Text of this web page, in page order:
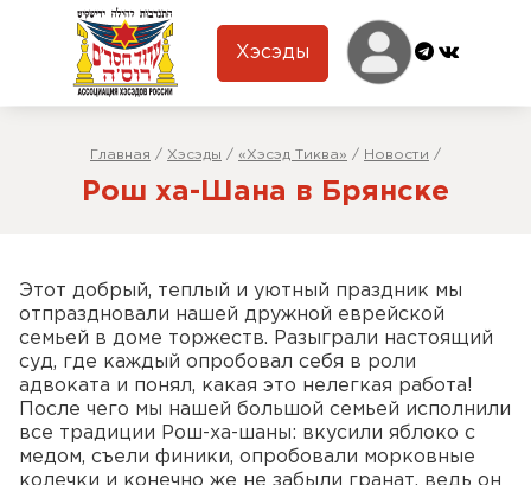
Хэсэды
Главная / Хэсэды / «Хэсэд Тиква» / Новости /
Рош ха-Шана в Брянске
Этот добрый, теплый и уютный праздник мы
отпраздновали нашей дружной еврейской
семьей в доме торжеств. Разыграли настоящий
суд, где каждый опробовал себя в роли
адвоката и понял, какая это нелегкая работа!
После чего мы нашей большой семьей исполнили
все традиции Рош-ха-шаны: вкусили яблоко с
медом, съели финики, опробовали морковные
колечки и конечно же не забыли гранат, ведь он